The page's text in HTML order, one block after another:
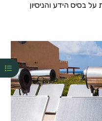
בסיס הידע והניסיון